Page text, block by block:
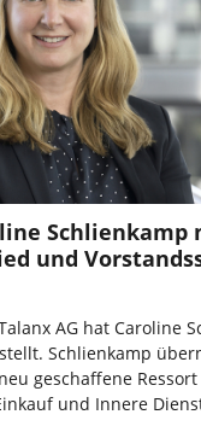
Schlienkamp
und
AG hat Caroline
Schlienkamp
geschaffene
und Innere